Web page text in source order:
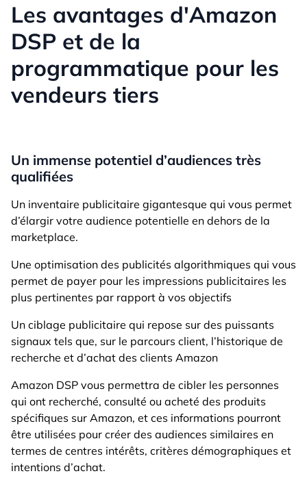
Les avantages d'Amazon
DSP et de la
programmatique pour les
vendeurs tiers
Un immense potentiel d’audiences très
qualifiées
Un inventaire publicitaire gigantesque qui vous permet
d’élargir votre audience potentielle en dehors de la
marketplace.
Une optimisation des publicités algorithmiques qui vous
permet de payer pour les impressions publicitaires les
plus pertinentes par rapport à vos objectifs
Un ciblage publicitaire qui repose sur des puissants
signaux tels que, sur le parcours client, l’historique de
recherche et d’achat des clients Amazon
Amazon DSP vous permettra de cibler les personnes
qui ont recherché, consulté ou acheté des produits
spécifiques sur Amazon, et ces informations pourront
être utilisées pour créer des audiences similaires en
termes de centres intérêts, critères démographiques et
intentions d’achat.